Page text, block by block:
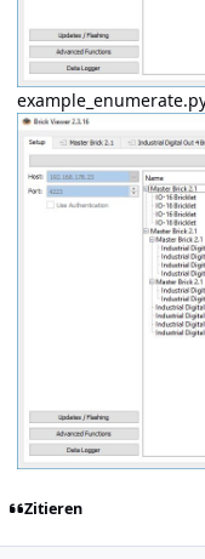
Zitieren